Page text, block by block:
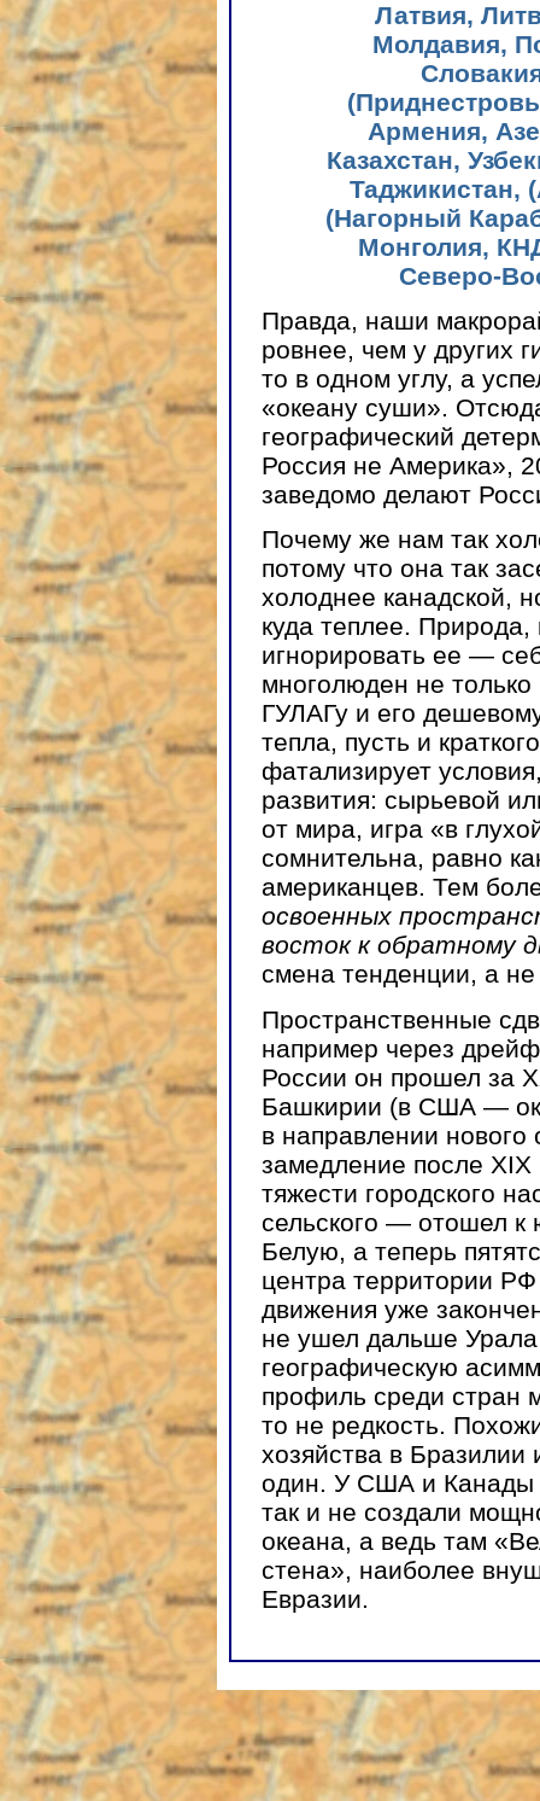
Латвия,
Молдавия,
Армения,
Казахстан,
Таджикистан,
(Нагорный
Монголия,
Северо-
Правда, наши
ровнее, чем у других
то в одном углу, а
«океану суши».
географический
Россия не Америка»,
заведомо делают
Почему же нам так
потому что она так
холоднее канадской,
куда теплее.
игнорировать ее —
многолюден не только
ГУЛАГу и его
тепла, пусть и
фатализирует
развития: сырьевой
от мира, игра «в
сомнительна, равно
американцев. Тем
освоенных
восток к обратному
смена тенденции, а не
Пространственные
например через
России он прошел за
Башкирии (в США —
в направлении
замедление после
тяжести городского
сельского — отошел к
Белую, а теперь
центра территории
движения уже
не ушел дальше Урала
географическую
профиль среди стран
то не редкость.
хозяйства в Бразилии
один. У США и Канады
так и не создали
океана, а ведь там
стена», наиболее
Евразии.